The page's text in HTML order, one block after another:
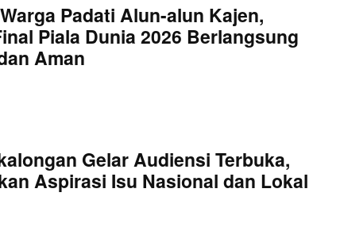
Padati Alun-alun Kajen,
Piala Dunia 2026 Berlangsung
Aman
Gelar Audiensi Terbuka,
Aspirasi Isu Nasional dan Lokal